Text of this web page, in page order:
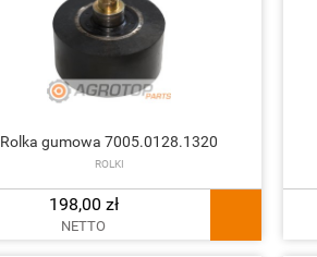
Rolka gumowa 7005.0128.1320
ROLKI
198,00 zł
NETTO